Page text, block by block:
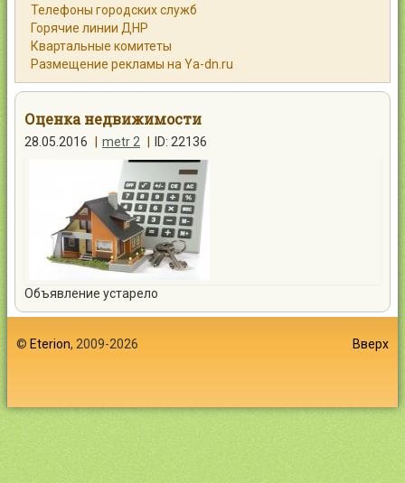
Объявления
Помощь
Контакты
Телефоны городских служб
Горячие линии ДНР
Квартальные комитеты
Размещение рекламы на Ya-dn.ru
Оценка недвижимости
28.05.2016 metr 2 ID: 22136
Объявление устарело
© Eterion, 2009-2026 Вверх